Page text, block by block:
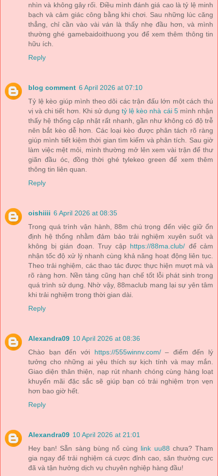
nhìn và không gây rối. Điều mình đánh giá cao là tỷ lệ minh
bạch và cảm giác công bằng khi chơi. Sau những lúc căng
thẳng, chỉ cần vào vài ván là thấy nhẹ đầu hơn, và mình
thường ghé gamebaidoithuong you để xem thêm thông tin
hữu ích.
Reply
blog comment 6 April 2026 at 07:10
Tỷ lệ kèo giúp mình theo dõi các trận đấu lớn một cách thú
vị và chi tiết hơn. Khi sử dụngtỷ lệ kèo nhà cái 5 mình nhận
thấy hệ thống cập nhật rất nhanh, gần như không có độ trễ
nên bắt kèo dễ hơn. Các loại kèo được phân tách rõ ràng
giúp mình tiết kiệm thời gian tìm kiếm và phân tích. Sau giờ
làm việc mệt mỏi, mình thường mở lên xem vài trận để thư
giãn đầu óc, đồng thời ghé tylekeo green để xem thêm
thông tin liên quan.
Reply
oishiiii 6 April 2026 at 08:35
Trong quá trình vận hành, 88m chú trọng đến việc giữ ổn
định hệ thống nhằm đảm bảo trải nghiệm xuyên suốt và
không bị gián đoạn. Truy cập https://88ma.club/ để cảm
nhận tốc độ xử lý nhanh cùng khả năng hoạt động liên tục.
Theo trải nghiệm, các thao tác được thực hiện mượt mà và
rõ ràng hơn. Nền tảng cũng hạn chế tốt lỗi phát sinh trong
quá trình sử dụng. Nhờ vậy, 88maclub mang lại sự yên tâm
khi trải nghiệm trong thời gian dài.
Reply
Alexandra09 10 April 2026 at 08:36
Chào bạn đến với https://555winnv.com/– điểm đến lý
tưởng cho những ai yêu thích sự kịch tính và may mắn.
Giao diện thân thiện, nạp rút nhanh chóng cùng hàng loạt
khuyến mãi đặc sắc sẽ giúp bạn có trải nghiệm trọn vẹn
hơn bao giờ hết.
Reply
Alexandra09 10 April 2026 at 21:01
Hey bạn! Sẵn sàng bùng nổ cùng link uu88 chưa? Tham
gia ngay để trải nghiệm cá cược đỉnh cao, săn thưởng cực
đã và tận hưởng dịch vụ chuyên nghiệp hàng đầu!